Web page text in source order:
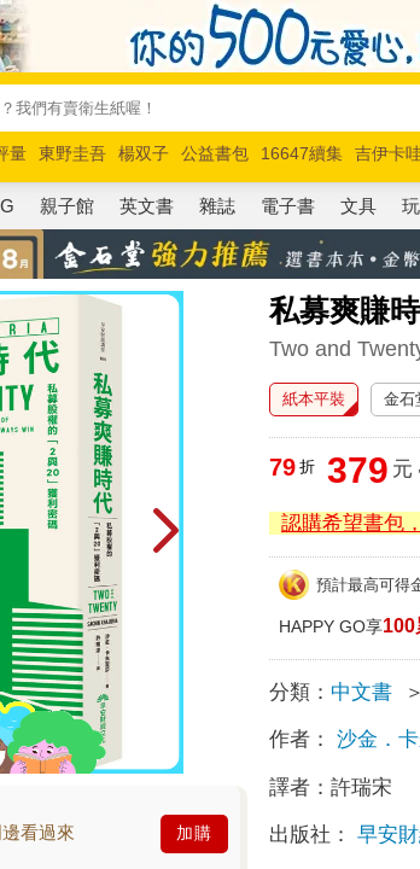
量 東野圭吾 楊双子 公益書包 16647續集 吉伊卡哇
奧德賽 路邊攤新作 馬斯克 玩具總動員5 超慢跑
親子館 英文書 雜誌 電子書 文具
私募爽賺
Two and
看過來 加購
紙本平裝 金石
79 折 379 元
認購希望書包
預計最高可得
HAPPY GO享100
分類： 中文書 ＞
作者： 沙金．
譯者：許瑞宋
出版社： 早安